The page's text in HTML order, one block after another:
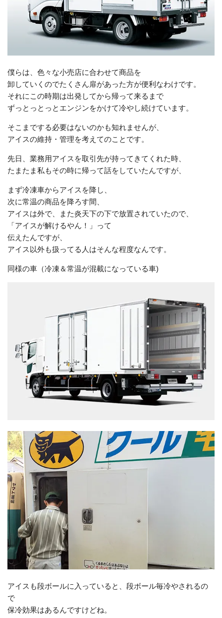
僕らは、色々な小売店に合わせて商品を
卸していくのでたくさん扉があった方が便利なわけです。
それにこの時期は出発してから帰って来るまで
ずっとっとっとエンジンをかけて冷やし続けています。
そこまでする必要はないのかも知れませんが、
アイスの維持・管理を考えてのことです。
先日、業務用アイスを取引先が持ってきてくれた時、
たまたま私もその時に帰って話をしていたんですが、
まず冷凍車からアイスを降し、
次に常温の商品を降ろす間、
アイスは外で、また炎天下の下で放置されていたので、
「アイスが解けるやん！」って
伝えたんですが、
アイス以外も扱ってる人はそんな程度なんです。
同様の車（冷凍＆常温が混載になっている車)
アイスも段ボールに入っていると、段ボール毎冷やされるの
で
保冷効果はあるんですけどね。